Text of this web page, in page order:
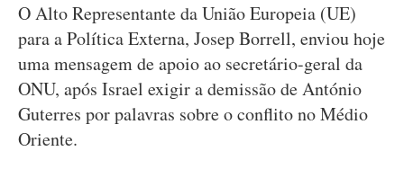
O Alto Representante da União Europeia (UE)
para a Política Externa, Josep Borrell, enviou hoje
uma mensagem de apoio ao secretário-geral da
ONU, após Israel exigir a demissão de António
Guterres por palavras sobre o conflito no Médio
Oriente.